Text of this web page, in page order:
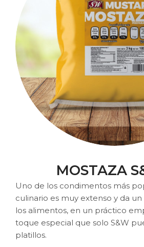
MOSTAZA
Uno de los condimentos más
culinario es muy extenso y da
los alimentos, en un práctico
toque especial que solo S&W
platillos.